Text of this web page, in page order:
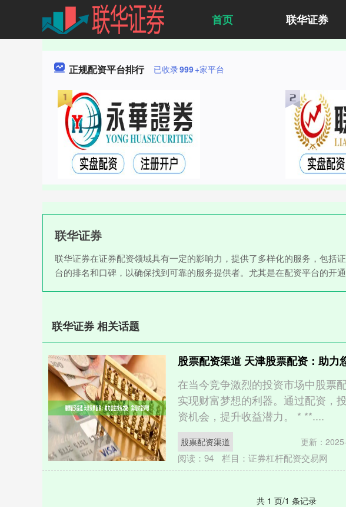
首页 联华证券
正规配资平台排行 已收录999+家平台
联华证券
联华证券在证券配资领域具有一定的影响力，提供了多样化的服务，包
台的排名和口碑，以确保找到可靠的服务提供者。尤其是在配资平台的开
联华证券 相关话题
股票配资渠道 天津股票配资：助力
在当今竞争激烈的投资市场中股票
实现财富梦想的利器。通过配资，
资机会，提升收益潜力。 * **....
股票配资渠道 更新：
阅读： 94 栏目： 证券杠杆配资交易网
共 1 页/1 条记录